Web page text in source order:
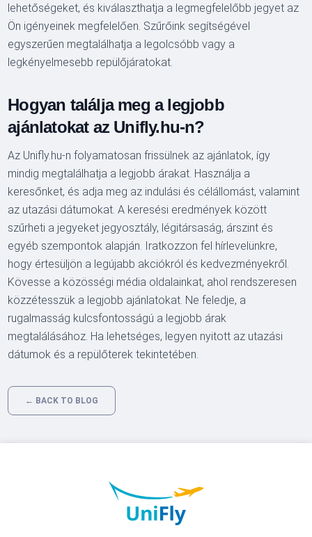
lehetőségeket, és kiválaszthatja a legmegfelelőbb jegyet az
Ön igényeinek megfelelően. Szűrőink segítségével
egyszerűen megtalálhatja a legolcsóbb vagy a
legkényelmesebb repülőjáratokat.
Hogyan találja meg a legjobb
ajánlatokat az Unifly.hu-n?
Az Unifly.hu-n folyamatosan frissülnek az ajánlatok, így
mindig megtalálhatja a legjobb árakat. Használja a
keresőnket, és adja meg az indulási és célállomást, valamint
az utazási dátumokat. A keresési eredmények között
szűrheti a jegyeket jegyosztály, légitársaság, árszint és
egyéb szempontok alapján. Iratkozzon fel hírlevelünkre,
hogy értesüljön a legújabb akciókról és kedvezményekről.
Kövesse a közösségi média oldalainkat, ahol rendszeresen
közzétesszük a legjobb ajánlatokat. Ne feledje, a
rugalmasság kulcsfontosságú a legjobb árak
megtalálásához. Ha lehetséges, legyen nyitott az utazási
dátumok és a repülőterek tekintetében.
← BACK TO BLOG